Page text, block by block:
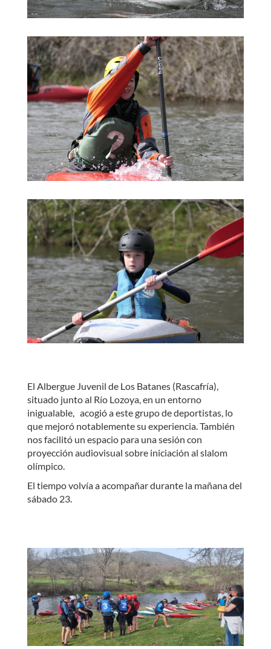
El Albergue Juvenil de Los Batanes (Rascafría),
situado junto al Río Lozoya, en un entorno
inigualable, acogió a este grupo de deportistas, lo
que mejoró notablemente su experiencia. También
nos facilitó un espacio para una sesión con
proyección audiovisual sobre iniciación al slalom
olímpico.
El tiempo volvía a acompañar durante la mañana del
sábado 23.